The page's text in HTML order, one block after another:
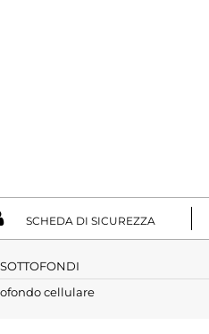
SCHEDA DI SICUREZZA
SOTTOFONDI
cellulare